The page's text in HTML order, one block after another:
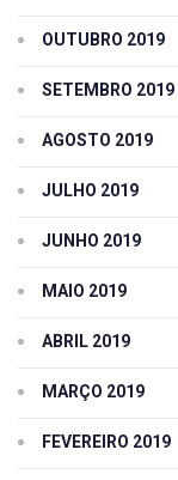
OUTUBRO 2019
SETEMBRO 2019
AGOSTO 2019
JULHO 2019
JUNHO 2019
MAIO 2019
ABRIL 2019
MARÇO 2019
FEVEREIRO 2019